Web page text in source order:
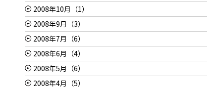
2008年10月（1）
2008年9月（3）
2008年7月（6）
2008年6月（4）
2008年5月（6）
2008年4月（5）